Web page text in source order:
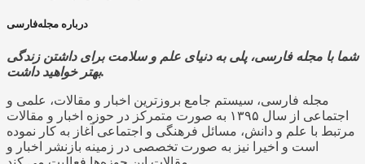
درباره مجله‌فارسی
شما با مجله فارسی، پلی به دنیای علم و سلامت برای داشتن زندگی
بهتر خواهید داشت.
مجله فارسی، سیستم جامع بروزترین اخبار و مقالات، علمی و
اجتماعی از سال ۱۳۹۵ به صورت متمرکز در حوزه اخبار و مقالات
مرتبط با علم و دانش، مسائل فرهنگی و اجتماعی آغاز به کار نموده
است و اخیرا نیز به صورت تخصصی در زمینه بازنشر اخبار و